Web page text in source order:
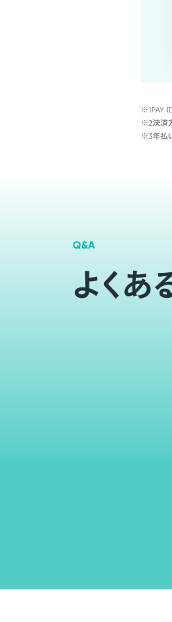
※1PAY
※2決済
※3年払
Q&A
よくあ